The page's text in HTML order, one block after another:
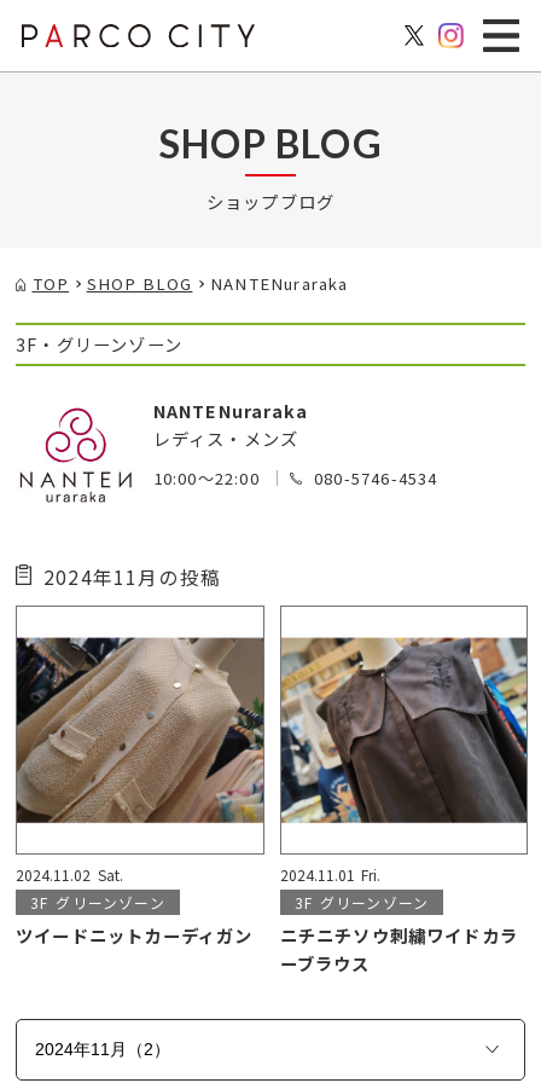
SHOP BLOG
ショップブログ
TOP SHOP BLOG NANTENuraraka
3F・グリーンゾーン
NANTENuraraka
レディス・メンズ
10:00～22:00 080-5746-4534
2024年11月の投稿
2024.11.02 Sat.
3F グリーンゾーン
ツイードニットカーディガン
2024.11.01 Fri.
3F グリーンゾーン
ニチニチソウ刺繍ワイドカラ
ーブラウス